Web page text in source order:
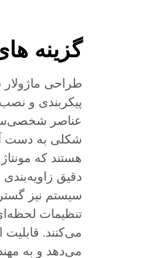
گزینه
طراحی
پیکربندی و
عناصر
شکلی به دست
هستند که
دقیق
سیستم نیز
تنظیمات
می‌کنند.
می‌دهد و به